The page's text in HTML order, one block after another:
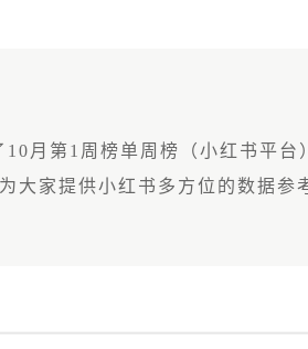
10月第1周榜单周榜（小红书平台
大家提供小红书多方位的数据参